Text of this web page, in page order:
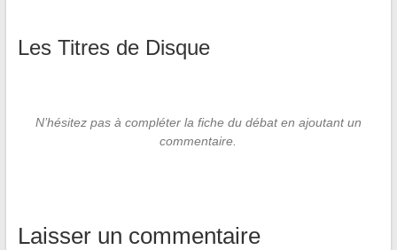
Les Titres de Disque
N’hésitez pas à compléter la fiche du débat en ajoutant un
commentaire.
Laisser un commentaire